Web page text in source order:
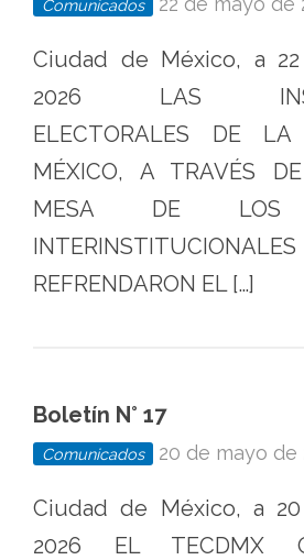
Comunicados
Ciudad de México, a
2026 LAS
ELECTORALES DE
MÉXICO, A TRAVÉS
MESA DE LOS
REFRENDARON EL […]
Boletín N° 17
Comunicados 20 de mayo de
Ciudad de México, a
2026 EL TECDMX